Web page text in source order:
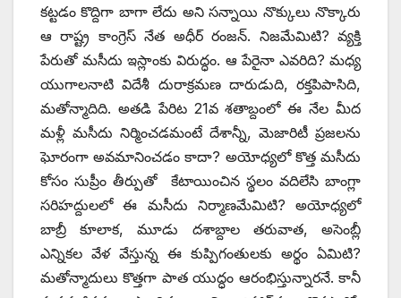
కట్టడం కొద్దిగా బాగా లేదు అని సన్నాయి నొక్కులు నొక్కారు
ఆ రాష్ట్ర కాంగ్రెస్‌ నేత అధీర్‌ రంజన్‌. నిజమేమిటి? వ్యక్తి
పేరుతో మసీదు ఇస్లాంకు విరుద్ధం. ఆ పేరైనా ఎవరిది? మధ్య
యుగాలనాటి విదేశీ దురాక్రమణ దారుడుది, రక్తపిపాసిది,
మతోన్మాదిది. అతడి పేరిట 21వ శతాబ్దంలో ఈ నేల మీద
మళ్లీ మసీదు నిర్మించడమంటే దేశాన్నీ, మెజారిటీ ప్రజలను
ఘోరంగా అవమానించడం కాదా? అయోధ్యలో కొత్త మసీదు
కోసం సుప్రీం తీర్పుతో కేటాయించిన స్థలం వదిలేసి బాంగ్లా
సరిహద్దులలో ఈ మసీదు నిర్మాణమేమిటి? అయోధ్యలో
బాబ్రీ కూలాక, మూడు దశాబ్దాల తరువాత, అసెంబ్లీ
ఎన్నికల వేళ వేస్తున్న ఈ కుప్పిగంతులకు అర్థం ఏమిటి?
మతోన్మాదులు కొత్తగా పాత యుద్ధం ఆరంభిస్తున్నారనే. కానీ